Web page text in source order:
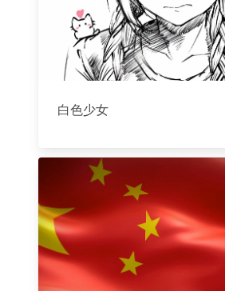
白色少女